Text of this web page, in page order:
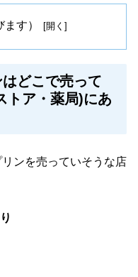
す）
どこで売って
トア・薬局)にあ
ンを売っていそうな店